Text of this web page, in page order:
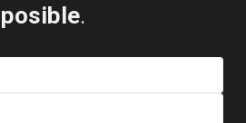
posible.